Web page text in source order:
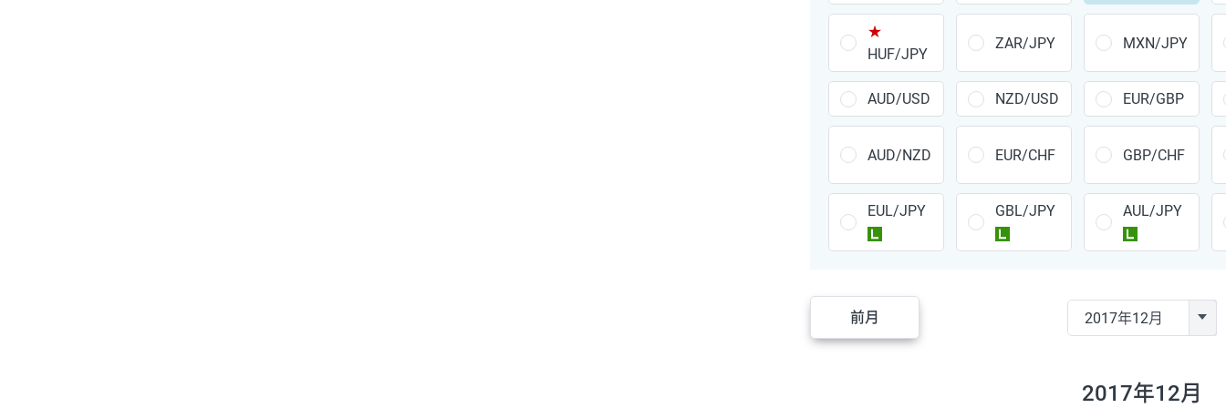
NZD/JPY 28円
CAD/JPY 38円
CHF/JPY 34円
PLN/JPY 35円
HUF/JPY 16円
ZAR/JPY 130円
MXN/JPY 140円
★
HUF/JPY
ZAR/JPY MXN/JPY
AUD/USD NZD/USD EUR/GBP
AUD/NZD EUR/CHF GBP/CHF
EUL/JPY
GBL/JPY
AUL/JPY
前月
2017年12月